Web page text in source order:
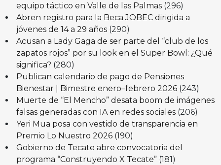
equipo táctico en Valle de las Palmas (296)
Abren registro para la Beca JOBEC dirigida a
jóvenes de 14 a 29 años (290)
Acusan a Lady Gaga de ser parte del “club de los
zapatos rojos” por su look en el Super Bowl: ¿Qué
significa? (280)
Publican calendario de pago de Pensiones
Bienestar | Bimestre enero–febrero 2026 (243)
Muerte de “El Mencho” desata boom de imágenes
falsas generadas con IA en redes sociales (206)
Yeri Mua posa con vestido de transparencia en
Premio Lo Nuestro 2026 (190)
Gobierno de Tecate abre convocatoria del
programa “Construyendo X Tecate” (181)